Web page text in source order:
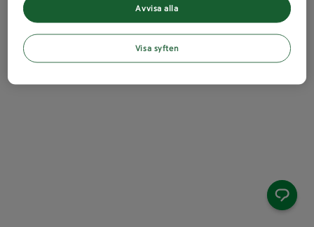
Avvisa alla
Visa syften